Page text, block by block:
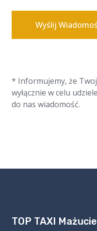
Wyślij
* Informujemy, że
wyłącznie w celu
do nas wiadomość.
TOP TAXI Mażucie